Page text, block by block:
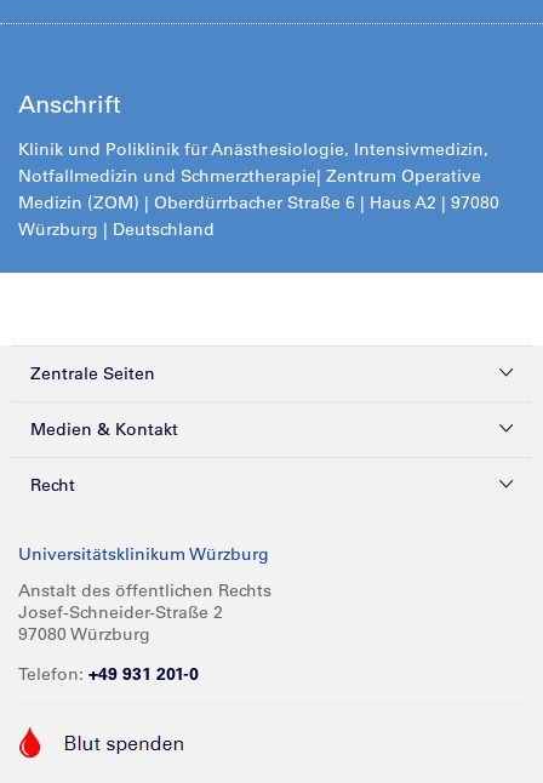
Anschrift
Klinik und Poliklinik für Anästhesiologie, Intensivmedizin,
Notfallmedizin und Schmerztherapie| Zentrum Operative
Medizin (ZOM) | Oberdürrbacher Straße 6 | Haus A2 | 97080
Würzburg | Deutschland
Zentrale Seiten
Kliniken & Zentren
Forschung
Karriere
Medien & Kontakt
Presse
Glossar
Spenden
Anreise
Recht
Compliance
Impressum
Barrierefreiheit
Universitätsklinikum Würzburg
Anstalt des öffentlichen Rechts
Josef-Schneider-Straße 2
97080 Würzburg
Telefon: +49 931 201-0